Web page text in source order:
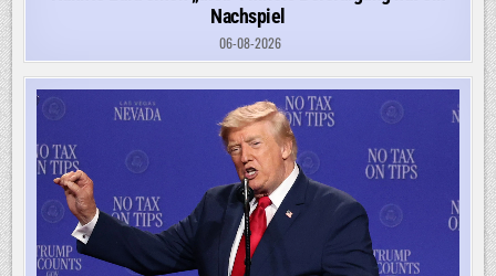
Nachspiel
06-08-2026